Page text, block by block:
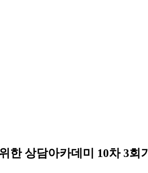
상담아카데미 10차 3회기